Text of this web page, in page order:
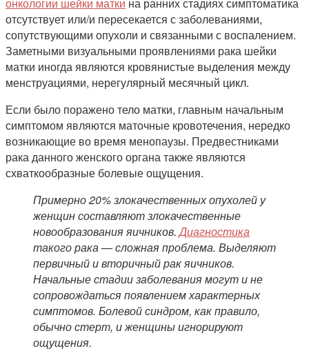
отсутствует или/и пересекается с заболеваниями,
сопутствующими опухоли и связанными с воспалением.
Заметными визуальными проявлениями рака шейки
матки иногда являются кровянистые выделения между
менструациями, нерегулярный месячный цикл.
Если было поражено тело матки, главным начальным
симптомом являются маточные кровотечения, нередко
возникающие во время менопаузы. Предвестниками
рака данного женского органа также являются
схваткообразные болевые ощущения.
Примерно 20% злокачественных опухолей у
женщин составляют злокачественные
новообразования яичников.Диагностика
такого рака — сложная проблема. Выделяют
первичный и вторичный рак яичников.
Начальные стадии заболевания могут и не
сопровождаться появлением характерных
симптомов. Болевой синдром, как правило,
обычно стерт, и женщины игнорируют
ощущения.